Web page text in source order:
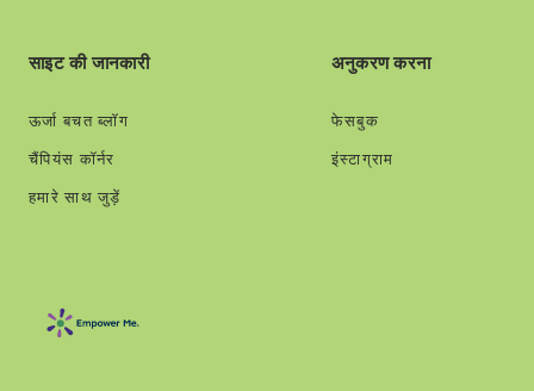
साइट की जानकारी
ऊर्जा बचत ब्लॉग
चैंपियंस कॉर्नर
हमारे साथ जुड़ें
अनुकरण करना
फेसबुक
इंस्टाग्राम